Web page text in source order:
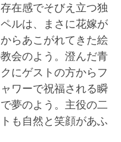
在感でそびえ立つ独
ルは、まさに花嫁が
らあこがれてきた絵
会のよう。澄んだ青
にゲストの方からフ
ワーで祝福される瞬
夢のよう。主役の二
も自然と笑顔があふ